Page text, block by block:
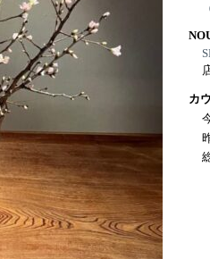
カ